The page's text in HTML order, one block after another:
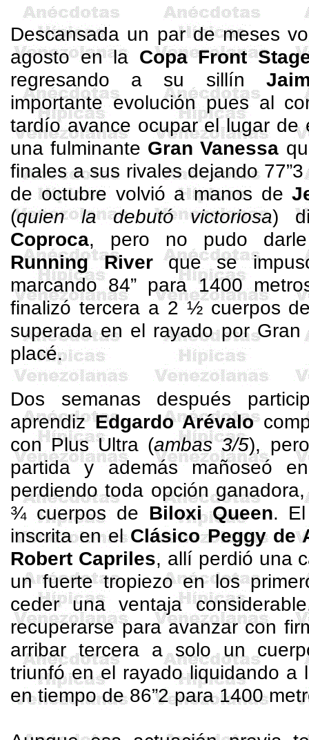
Descansada un par de meses
agosto en la Copa Front
regresando a su sillín
importante evolución pues al
tardío avance ocupar el lugar de
una fulminante Gran Vanessa
finales a sus rivales dejando
de octubre volvió a manos de
(quien la debutó victoriosa)
Coproca, pero no pudo
RunningRiverque se
marcando 84” para 1400
finalizó tercera a 2 ½ cuerpos
superada en el rayado por
placé.
Dos semanas después
aprendizEdgardo Arévalo
con Plus Ultra (ambas 3/5),
partida y además mañoseó
perdiendo toda opción
¾ cuerpos de BiloxiQueen.
inscrita en elClásicoPeggyde
Robert Capriles, allí perdió una
un fuerte tropiezo en los
ceder una ventaja
recuperarse para avanzar con
arribar tercera a solo un
triunfó en el rayado liquidando a
en tiempo de 86”2 para 1400